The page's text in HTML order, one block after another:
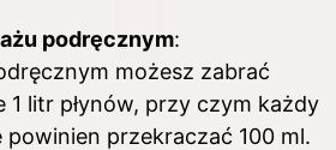
podręcznym:
możesz zabrać
1 litr płynów, przy czym każdy
powinien przekraczać 100 ml.